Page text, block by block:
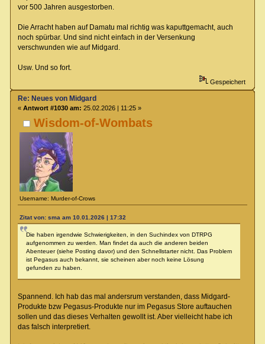
vor 500 Jahren ausgestorben.
Die Arracht haben auf Damatu mal richtig was kaputtgemacht, auch
noch spürbar. Und sind nicht einfach in der Versenkung
verschwunden wie auf Midgard.
Usw. Und so fort.
Gespeichert
Wisdom-of-Wombats
Username: Murder-of-Crows
Re: Neues von Midgard
« Antwort #1030 am: 25.02.2026 | 11:25 »
Zitat von: sma am 10.01.2026 | 17:32
Die haben irgendwie Schwierigkeiten, in den Suchindex von DTRPG
aufgenommen zu werden. Man findet da auch die anderen beiden
Abenteuer (siehe Posting davor) und den Schnellstarter nicht. Das Problem
ist Pegasus auch bekannt, sie scheinen aber noch keine Lösung
gefunden zu haben.
Spannend. Ich hab das mal andersrum verstanden, dass Midgard-
Produkte bzw Pegasus-Produkte nur im Pegasus Store auftauchen
sollen und das dieses Verhalten gewollt ist. Aber vielleicht habe ich
das falsch interpretiert.